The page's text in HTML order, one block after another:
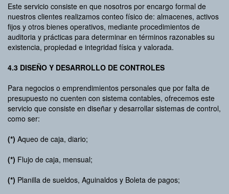
Este servicio consiste en que nosotros por encargo formal de
nuestros clientes realizamos conteo físico de: almacenes, activos
fijos y otros bienes operativos, mediante procedimientos de
auditoria y prácticas para determinar en términos razonables su
existencia, propiedad e integridad física y valorada.
4.3 DISEÑO Y DESARROLLO DE CONTROLES
Para negocios o emprendimientos personales que por falta de
presupuesto no cuenten con sistema contables, ofrecemos este
servicio que consiste en diseñar y desarrollar sistemas de control,
como ser:
(*) Aqueo de caja, diario;
(*) Flujo de caja, mensual;
(*) Planilla de sueldos, Aguinaldos y Boleta de pagos;